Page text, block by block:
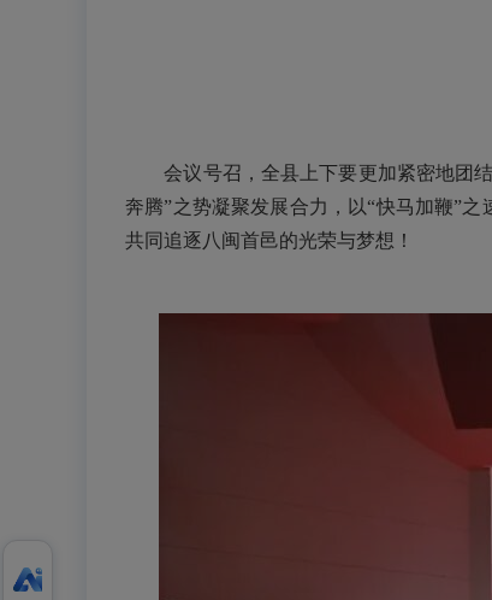
会议号召，全县上下要更加紧密地团结
奔腾”之势凝聚发展合力，以“快马加鞭”
共同追逐八闽首邑的光荣与梦想！